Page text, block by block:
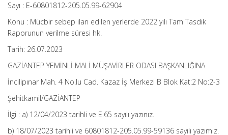
Sayı : E-60801812-205.05.99-62904
Konu : Mücbir sebep ilan edilen yerlerde 2022 yılı Tam Tasdik
Raporunun verilme süresi hk.
Tarih: 26.07.2023
GAZİANTEP YEMİNLİ MALİ MÜŞAVİRLER ODASI BAŞKANLIĞINA
İncilipınar Mah. 4 No.lu Cad. Kazaz İş Merkezi B Blok Kat:2 No:2-3
Şehitkamil/GAZİANTEP
İlgi : a) 12/04/2023 tarihli ve E.65 sayılı yazınız.
b) 18/07/2023 tarihli ve 60801812-205.05.99-59136 sayılı yazımız.